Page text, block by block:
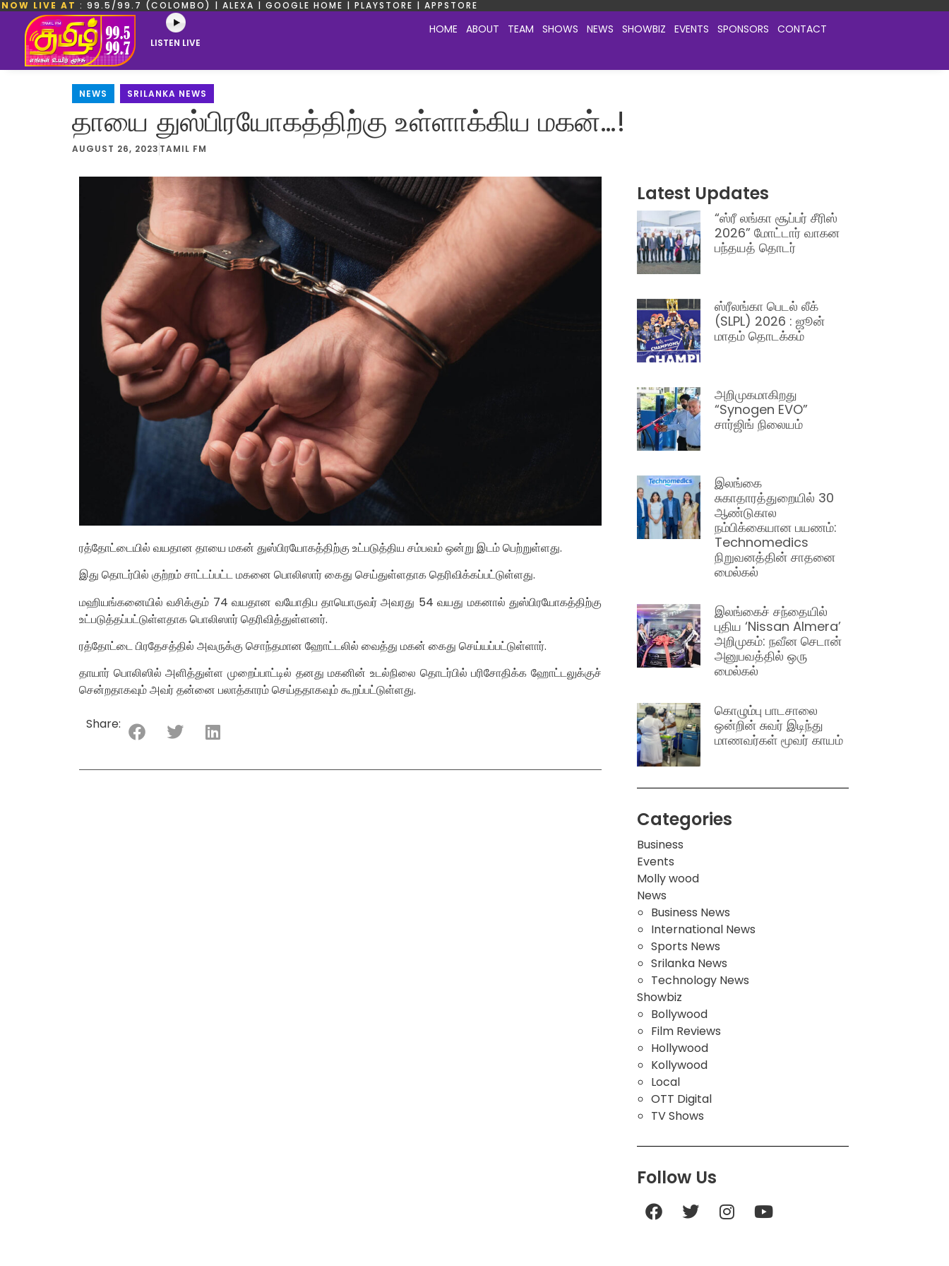
NOW LIVE AT : 99.5/99.7 (COLOMBO) | ALEXA | GOOGLE HOME | PLAYSTORE | APPSTORE
LISTEN LIVE
HOME ABOUT TEAM SHOWS NEWS SHOWBIZ EVENTS SPONSORS CONTACT
NEWS SRILANKA NEWS
தாயை துஸ்பிரயோகத்திற்கு உள்ளாக்கிய மகன்…!
AUGUST 26, 2023 TAMIL FM
ரத்தோட்டையில் வயதான தாயை மகன் துஸ்பிரயோகத்திற்கு உட்படுத்திய சம்பவம் ஒன்று இடம் பெற்றுள்ளது.
இது தொடர்பில் குற்றம் சாட்டப்பட்ட மகனை பொலிஸார் கைது செய்துள்ளதாக தெரிவிக்கப்பட்டுள்ளது.
மஹியங்கனையில் வசிக்கும் 74 வயதான வயோதிப தாயொருவர் அவரது 54 வயது மகனால் துஸ்பிரயோகத்திற்கு
உட்படுத்தப்பட்டுள்ளதாக பொலிஸார் தெரிவித்துள்ளனர்.
ரத்தோட்டை பிரதேசத்தில் அவருக்கு சொந்தமான ஹோட்டலில் வைத்து மகன் கைது செய்யப்பட்டுள்ளார்.
தாயார் பொலிஸில் அளித்துள்ள முறைப்பாட்டில் தனது மகனின் உடல்நிலை தொடர்பில் பரிசோதிக்க ஹோட்டலுக்குச்
சென்றதாகவும் அவர் தன்னை பலாத்காரம் செய்ததாகவும் கூறப்பட்டுள்ளது.
Share:
Latest Updates
“ஸ்ரீ லங்கா சூப்பர் சீரிஸ்
2026” மோட்டார் வாகன
பந்தயத் தொடர்
ஸ்ரீலங்கா பெடல் லீக்
(SLPL) 2026 : ஜூன்
மாதம் தொடக்கம்
அறிமுகமாகிறது
“Synogen EVO”
சார்ஜிங் நிலையம்
இலங்கை
சுகாதாரத்துறையில் 30
ஆண்டுகால
நம்பிக்கையான பயணம்:
Technomedics
நிறுவனத்தின் சாதனை
மைல்கல்
இலங்கைச் சந்தையில்
புதிய ‘Nissan Almera’
அறிமுகம்: நவீன செடான்
அனுபவத்தில் ஒரு
மைல்கல்
கொழும்பு பாடசாலை
ஒன்றின் சுவர் இடிந்து
மாணவர்கள் மூவர் காயம்
Categories
Business
Events
Molly wood
News
Business News
International News
Sports News
Srilanka News
Technology News
Showbiz
Bollywood
Film Reviews
Hollywood
Kollywood
Local
OTT Digital
TV Shows
Follow Us